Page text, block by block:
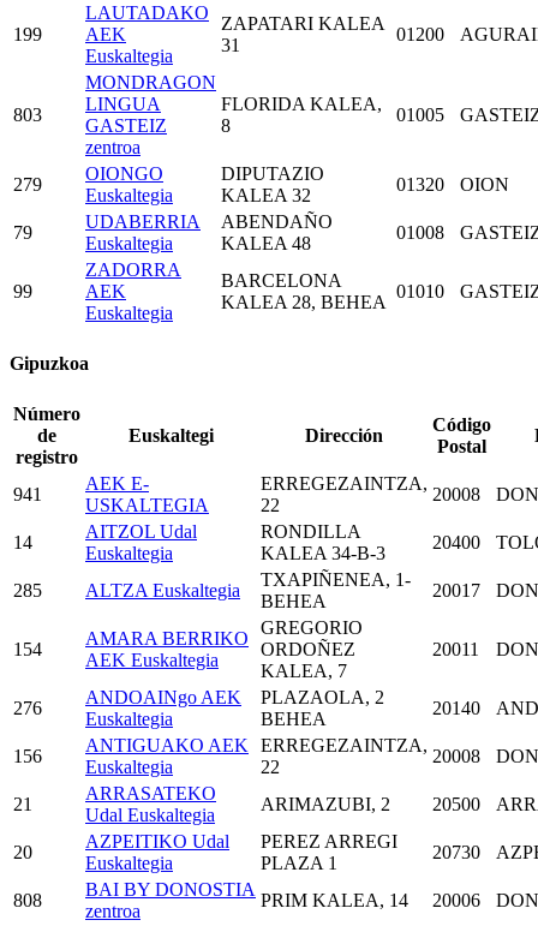
199
LAUTADAKO
AEK
Euskaltegia
ZAPATARI KALEA
31
01200
803
MONDRAGON
LINGUA
GASTEIZ
zentroa
FLORIDA KALEA,
8
01005
279
OIONGO
Euskaltegia
DIPUTAZIO
KALEA 32
01320 OION
79
UDABERRIA
Euskaltegia
ABENDAÑO
KALEA 48
01008
99
ZADORRA
AEK
Euskaltegia
BARCELONA
KALEA 28, BEHEA
01010
Gipuzkoa
Número
de
registro
Euskaltegi Dirección
Código
Postal
941
AEK E-
USKALTEGIA
ERREGEZAINTZA,
22
20008
14
AITZOL Udal
Euskaltegia
RONDILLA
KALEA 34-B-3
20400
285 ALTZA Euskaltegia
TXAPIÑENEA, 1-
BEHEA
20017
154
AMARA BERRIKO
AEK Euskaltegia
GREGORIO
ORDOÑEZ
KALEA, 7
20011
276
ANDOAINgo AEK
Euskaltegia
PLAZAOLA, 2
BEHEA
20140
156
ANTIGUAKO AEK
Euskaltegia
ERREGEZAINTZA,
22
20008
21
ARRASATEKO
Udal Euskaltegia
ARIMAZUBI, 2 20500
20
AZPEITIKO Udal
Euskaltegia
PEREZ ARREGI
PLAZA 1
20730
808
BAI BY DONOSTIA
zentroa
PRIM KALEA, 14 20006